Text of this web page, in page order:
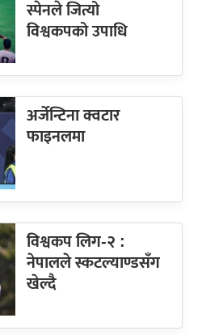
स्पेनले जित्यो
विश्वकपको उपाधि
अर्जेन्टिना क्वटार
फाइनलमा
विश्वकप लिग-२ :
नेपालले स्कटल्याण्डसँग
खेल्दै